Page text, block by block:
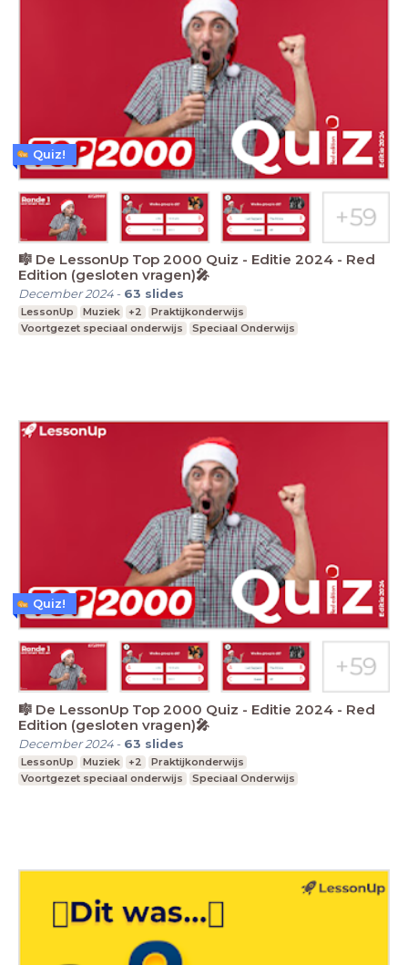
🎼 De LessonUp Top 2000 Quiz - Editie 2024 - Red
Edition (gesloten vragen)🎤
December 2024- 63 slides
LessonUp Muziek +2
Praktijkonderwijs
Voortgezet speciaal onderwijs
Speciaal Onderwijs
Quiz!
🎼 De LessonUp Top 2000 Quiz - Editie 2024 - Red
Edition (gesloten vragen)🎤
December 2024- 63 slides
LessonUp Muziek +2
Praktijkonderwijs
Voortgezet speciaal onderwijs
Speciaal Onderwijs
Quiz!